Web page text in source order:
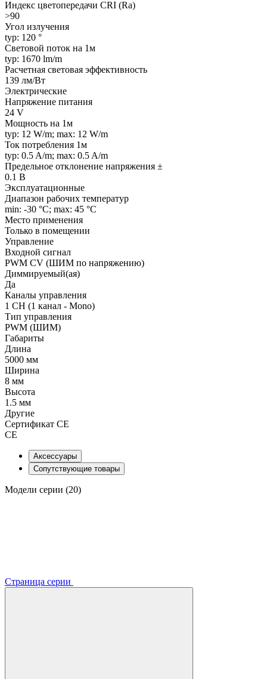
Индекс цветопередачи CRI (Ra)
>90
Угол излучения
typ: 120 °
Световой поток на 1м
typ: 1670 lm/m
Расчетная световая эффективность
139 лм/Вт
Электрические
Напряжение питания
24 V
Мощность на 1м
typ: 12 W/m; max: 12 W/m
Ток потребления 1м
typ: 0.5 A/m; max: 0.5 A/m
Предельное отклонение напряжения ±
0.1 В
Эксплуатационные
Диапазон рабочих температур
min: -30 °C; max: 45 °C
Место применения
Только в помещении
Управление
Входной сигнал
PWM СV (ШИМ по напряжению)
Диммируемый(ая)
Да
Каналы управления
1 CH (1 канал - Mono)
Тип управления
PWM (ШИМ)
Габариты
Длина
5000 мм
Ширина
8 мм
Высота
1.5 мм
Другие
Сертификат CE
CE
Аксессуары
Сопутствующие товары
Модели серии (20)
Страница серии